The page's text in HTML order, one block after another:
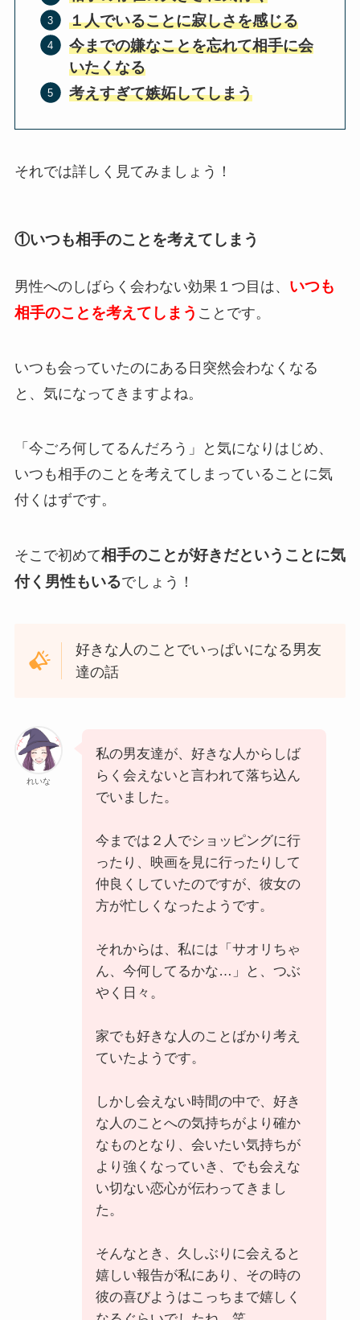
１人でいることに寂しさを感じる
今までの嫌なことを忘れて相手に会
いたくなる
考えすぎて嫉妬してしまう
それでは詳しく見てみましょう！
①いつも相手のことを考えてしまう
男性へのしばらく会わない効果１つ目は、 いつも
相手のことを考えてしまう ことです。
いつも会っていたのにある日突然会わなくなる
と、気になってきますよね。
「今ごろ何してるんだろう」と気になりはじめ、
いつも相手のことを考えてしまっていることに気
付くはずです。
そこで初めて相手のことが好きだということに気
付く男性もいるでしょう！
好きな人のことでいっぱいになる男友
達の話
れいな
私の男友達が、好きな人からしば
らく会えないと言われて落ち込ん
でいました。
今までは２人でショッピングに行
ったり、映画を見に行ったりして
仲良くしていたのですが、彼女の
方が忙しくなったようです。
それからは、私には「サオリちゃ
ん、今何してるかな…」と、つぶ
やく日々。
家でも好きな人のことばかり考え
ていたようです。
しかし会えない時間の中で、好き
な人のことへの気持ちがより確か
なものとなり、会いたい気持ちが
より強くなっていき、でも会えな
い切ない恋心が伝わってきまし
た。
そんなとき、久しぶりに会えると
嬉しい報告が私にあり、その時の
彼の喜びようはこっちまで嬉しく